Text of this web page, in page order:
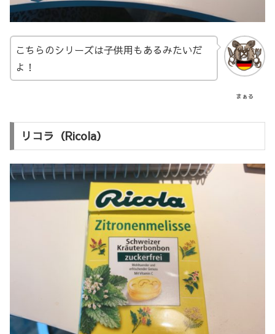
まぁる
こちらのシリーズは子供用もあるみたいだ
よ！
リコラ（Ricola）